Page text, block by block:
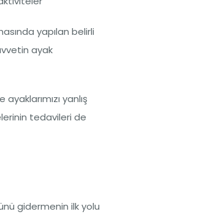
yapılan belirli
ayak
yanlış
tedavileri de
gidermenin ilk yolu